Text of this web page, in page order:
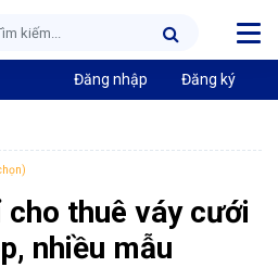
Đăng nhập Đăng ký
thuê váy cưới
nhiều mẫu